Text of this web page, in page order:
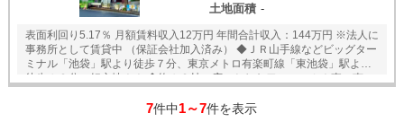
土地面積 -
表面利回り5.17％ 月額賃料収入12万円 年間合計収入：144万円 ※法人に
事務所として賃貸中 （保証会社加入済み） ◆ＪＲ山手線などビッグター
ミナル「池袋」駅より徒歩７分、東京メトロ有楽町線「東池袋」駅より
徒歩１２分の好立地！！ ◆約１２帖の広々としたワンルーム！東・南・
7件中1～7件を表示